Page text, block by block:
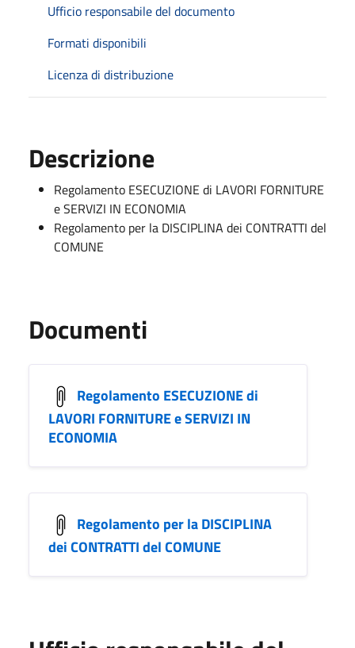
Ufficio responsabile del documento
Formati disponibili
Licenza di distribuzione
Descrizione
Regolamento ESECUZIONE di LAVORI FORNITURE
e SERVIZI IN ECONOMIA
Regolamento per la DISCIPLINA dei CONTRATTI del
COMUNE
Documenti
Regolamento ESECUZIONE di
LAVORI FORNITURE e SERVIZI IN
ECONOMIA
Regolamento per la DISCIPLINA
dei CONTRATTI del COMUNE